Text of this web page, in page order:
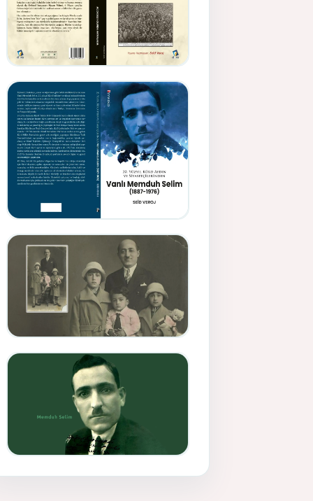
Gazeteci, Yazar, Hukukçu ve
Siyasetçi Kimliğiyle
Mevlanzade Rıfat - Seîd
Veroj
Memduh Selîmê Wanî (1887-
1876)
Mihemed Mîhrî Hîlav ji
afirênerên rewşenbîriya
Memduh Selim ve Xoybûn